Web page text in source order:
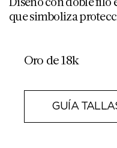
que simboliza
Oro de 18k
GUÍA